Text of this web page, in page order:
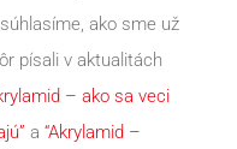
ako sme už
písali v aktualitách
– ako sa veci
a“Akrylamid –